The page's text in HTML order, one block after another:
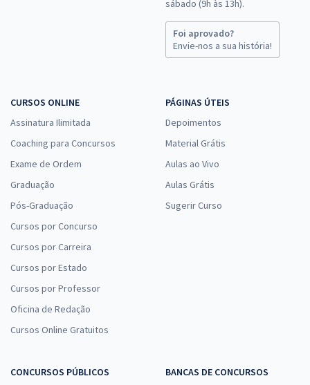
sábado (9h às 13h).
Foi aprovado?
Envie-nos a sua história!
CURSOS ONLINE
Assinatura Ilimitada
Coaching para Concursos
Exame de Ordem
Graduação
Pós-Graduação
Cursos por Concurso
Cursos por Carreira
Cursos por Estado
Cursos por Professor
Oficina de Redação
Cursos Online Gratuitos
PÁGINAS ÚTEIS
Depoimentos
Material Grátis
Aulas ao Vivo
Aulas Grátis
Sugerir Curso
CONCURSOS PÚBLICOS
BANCAS DE CONCURSOS